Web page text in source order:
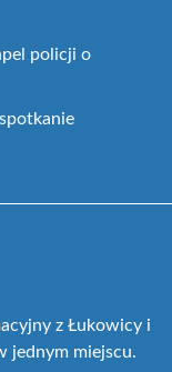
policji o
z Łukowicy i
jednym miejscu.